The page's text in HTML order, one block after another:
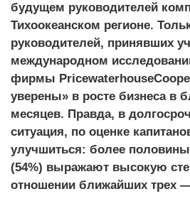
будущем руководителей
Тихоокеанском регионе.
руководителей, принявших
международном
фирмы
уверены» в росте бизнеса в
месяцев. Правда, в
ситуация, по оценке
улучшиться: более
(54%) выражают высокую
отношении ближайших трех